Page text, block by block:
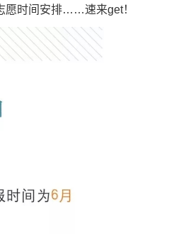
时间安排……速来get！